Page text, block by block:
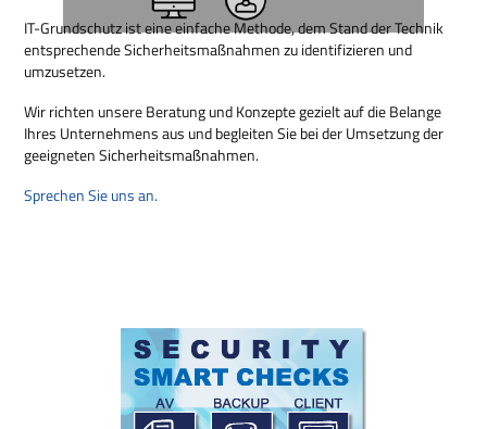
IT-Grundschutz ist eine einfache Methode, dem Stand der Technik
entsprechende Sicherheitsmaßnahmen zu identifizieren und
umzusetzen.
Wir richten unsere Beratung und Konzepte gezielt auf die Belange
Ihres Unternehmens aus und begleiten Sie bei der Umsetzung der
geeigneten Sicherheitsmaßnahmen.
Sprechen Sie uns an.